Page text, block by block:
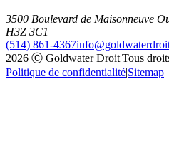
3500 Boulevard de Maisonneuve
H3Z 3C1
(514) 861-4367
2026 Ⓒ Goldwater Droit|Tous
Politique de confidentialité|Sitemap